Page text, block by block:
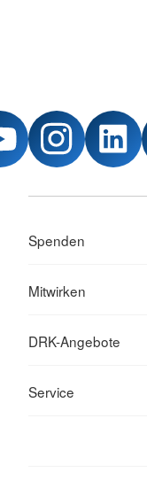
Spenden
Mitwirken
DRK-Angebote
Service